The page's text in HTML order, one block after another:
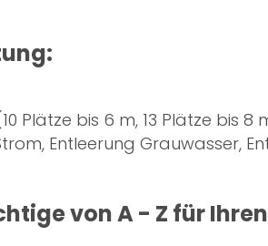
Plätze bis 6 m, 13 Plätze bis 8
Entleerung Grauwasser,
von A - Z für